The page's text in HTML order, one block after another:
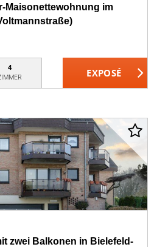
Maisonettewohnung im
4
zwei Balkonen in Bielefeld-